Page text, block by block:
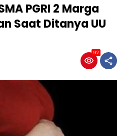
PGRI 2 Marga
Saat Ditanya UU
92